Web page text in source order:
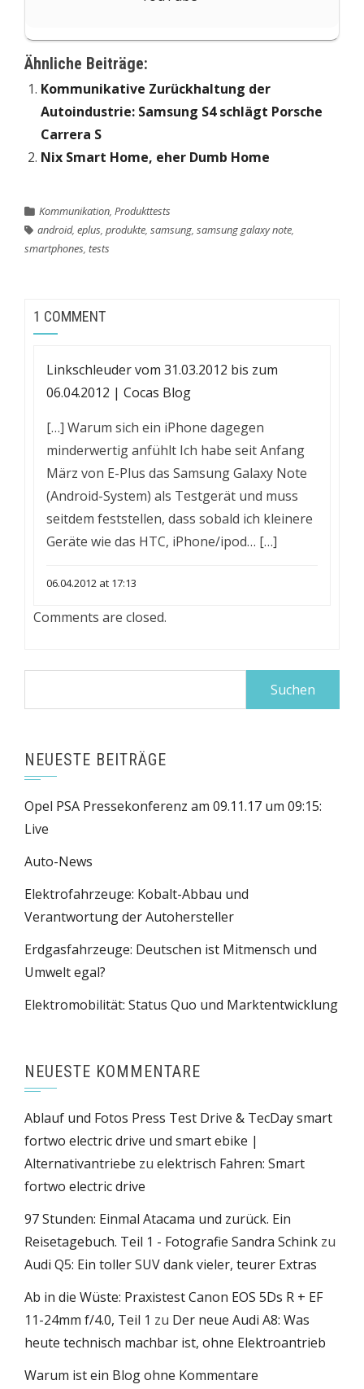
Ähnliche Beiträge:
Kommunikative Zurückhaltung der
Autoindustrie: Samsung S4 schlägt Porsche
Carrera S
Nix Smart Home, eher Dumb Home
Kommunikation, Produkttests
android, eplus, produkte, samsung, samsung galaxy note,
smartphones, tests
1 COMMENT
Linkschleuder vom 31.03.2012 bis zum
06.04.2012 | Cocas Blog
[…] Warum sich ein iPhone dagegen
minderwertig anfühlt Ich habe seit Anfang
März von E-Plus das Samsung Galaxy Note
(Android-System) als Testgerät und muss
seitdem feststellen, dass sobald ich kleinere
Geräte wie das HTC, iPhone/ipod… […]
06.04.2012 at 17:13
Comments are closed.
NEUESTE BEITRÄGE
Opel PSA Pressekonferenz am 09.11.17 um 09:15:
Live
Auto-News
Elektrofahrzeuge: Kobalt-Abbau und
Verantwortung der Autohersteller
Erdgasfahrzeuge: Deutschen ist Mitmensch und
Umwelt egal?
Elektromobilität: Status Quo und Marktentwicklung
NEUESTE KOMMENTARE
Ablauf und Fotos Press Test Drive & TecDay smart
fortwo electric drive und smart ebike |
Alternativantriebe zu elektrisch Fahren: Smart
fortwo electric drive
97 Stunden: Einmal Atacama und zurück. Ein
Reisetagebuch. Teil 1 - Fotografie Sandra Schink zu
Audi Q5: Ein toller SUV dank vieler, teurer Extras
Ab in die Wüste: Praxistest Canon EOS 5Ds R + EF
11-24mm f/4.0, Teil 1 zu Der neue Audi A8: Was
heute technisch machbar ist, ohne Elektroantrieb
Warum ist ein Blog ohne Kommentare